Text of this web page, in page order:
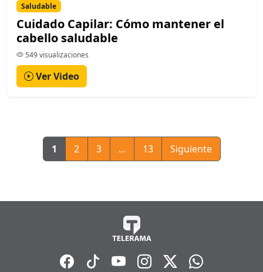
Saludable
Cuidado Capilar: Cómo mantener el
cabello saludable
549 visualizaciones
Ver Video
1 2 3 ... 13 Siguiente